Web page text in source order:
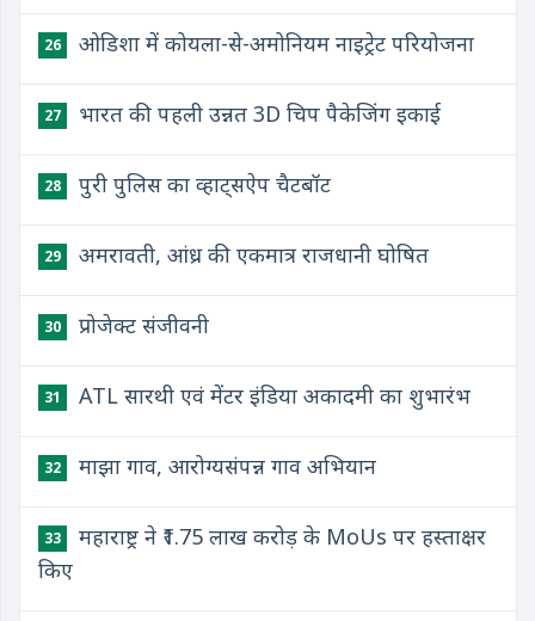
26 ओडिशा में कोयला-से-अमोनियम नाइट्रेट परियोजना
27 भारत की पहली उन्नत 3D चिप पैकेजिंग इकाई
28 पुरी पुलिस का व्हाट्सऐप चैटबॉट
29 अमरावती, आंध्र की एकमात्र राजधानी घोषित
30 प्रोजेक्ट संजीवनी
31 ATL सारथी एवं मेंटर इंडिया अकादमी का शुभारंभ
32 ​माझा गाव, आरोग्यसंपन्न गाव अभियान
33
महाराष्ट्र ने ₹1.75 लाख करोड़ के MoUs पर हस्ताक्षर
किए